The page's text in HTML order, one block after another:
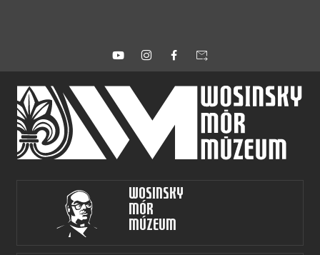
forward_to_inbox
Wosinsky
Mór
Múzeum